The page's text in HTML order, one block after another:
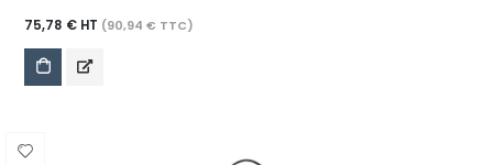
Doublure textile. Compartiment principal avec 1 poche zippée et
75,78 € HT (90,94 € TTC)